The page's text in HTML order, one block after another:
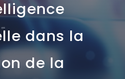
dans la
de la